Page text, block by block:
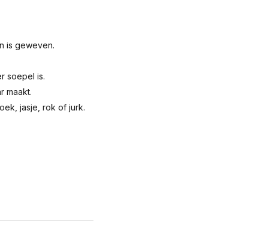
is geweven.
soepel is.
maakt.
jasje, rok of jurk.